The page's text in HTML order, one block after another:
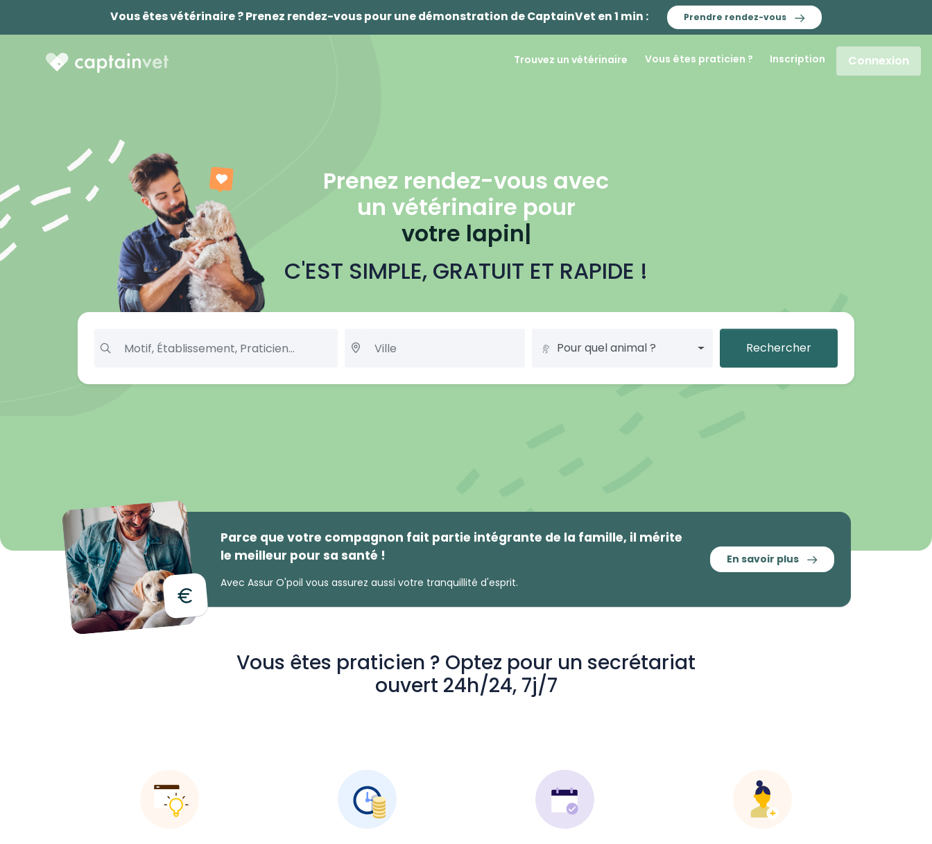
Vous êtes vétérinaire ? Prenez rendez-vous pour une démonstration de CaptainVet en 1 min : Prendre rendez-vous
Trouvez un vétérinaire Vous êtes praticien ? Inscription Connexion
Prenez rendez-vous avec
un vétérinaire pour
votreo|
C'EST SIMPLE, GRATUIT ET RAPIDE !
Pour quel animal ? Rechercher
Parce que votre compagnon fait partie intégrante de la famille, il mérite
le meilleur pour sa santé !
Avec Assur O'poil vous assurez aussi votre tranquillité d'esprit.
En savoir plus
Vous êtes praticien ? Optez pour un secrétariat
ouvert 24h/24, 7j/7